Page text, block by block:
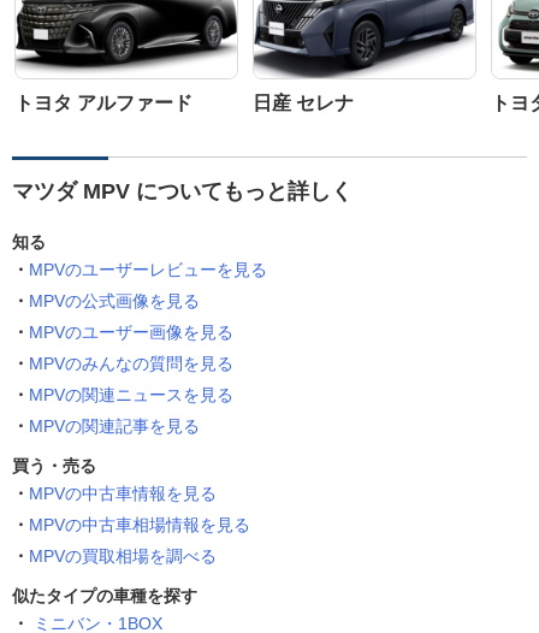
トヨタ アルファード 日産 セレナ ト
マツダ MPV についてもっと詳しく
知る
MPVのユーザーレビューを見る
MPVの公式画像を見る
MPVのユーザー画像を見る
MPVのみんなの質問を見る
MPVの関連ニュースを見る
MPVの関連記事を見る
買う・売る
MPVの中古車情報を見る
MPVの中古車相場情報を見る
MPVの買取相場を調べる
似たタイプの車種を探す
ミニバン・1BOX